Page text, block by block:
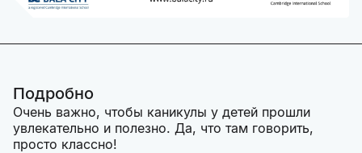
Подробно
Очень важно, чтобы каникулы у детей прошли
увлекательно и полезно. Да, что там говорить,
просто классно!